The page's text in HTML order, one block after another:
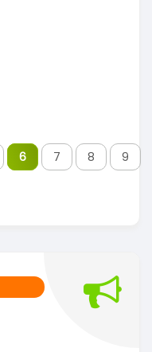
6 7 8 9